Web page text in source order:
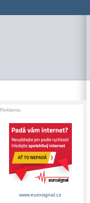
Reklama:
www.eurosignal.cz